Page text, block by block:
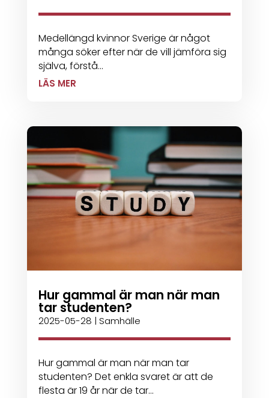
Medellängd kvinnor Sverige är något
många söker efter när de vill jämföra sig
själva, förstå...
LÄS MER
Hur gammal är man när man
tar studenten?
2025-05-28 | Samhälle
Hur gammal är man när man tar
studenten? Det enkla svaret är att de
flesta är 19 år när de tar...